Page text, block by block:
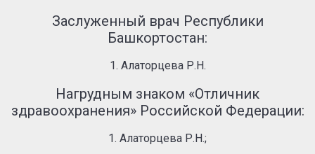
Заслуженный врач Республики
Башкортостан:
1. Алаторцева Р.Н.
Нагрудным знаком «Отличник
здравоохранения» Российской Федерации:
1. Алаторцева Р.Н.;